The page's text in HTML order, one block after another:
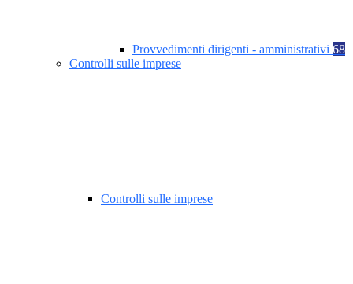
Provvedimenti dirigenti - amministrativi 68
Controlli sulle imprese
Controlli sulle imprese